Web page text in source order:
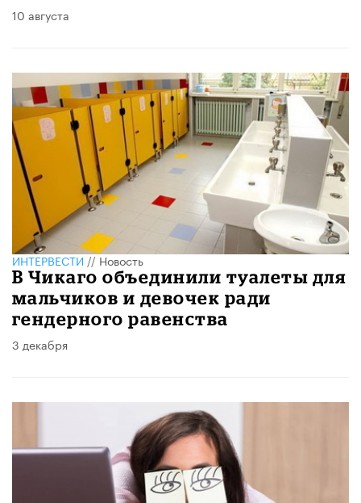
10 августа
ИНТЕРВЕСТИ//Новость
В Чикаго объединили туалеты для
мальчиков и девочек ради
гендерного равенства
3 декабря